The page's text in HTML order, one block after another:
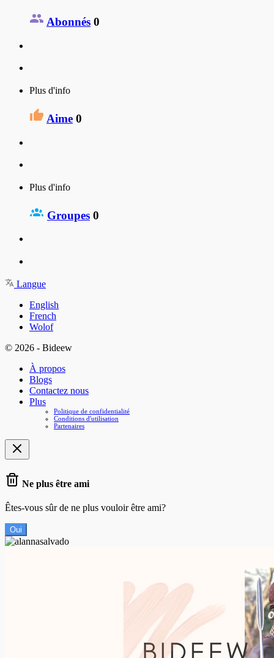
Abonnés 0
Plus d'info
Aime 0
Plus d'info
Groupes 0
Langue
English
French
Wolof
© 2026 - Bideew
À propos
Blogs
Contactez nous
Plus
Politique de confidentialité
Conditions d'utilisation
Partenaires
Ne plus être ami
Êtes-vous sûr de ne plus vouloir être ami?
Oui